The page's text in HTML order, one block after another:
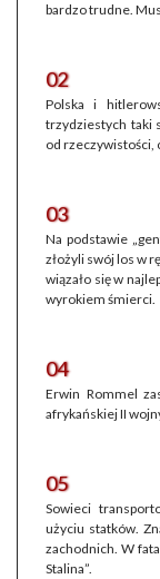
bardzo trudne.
02
Polska i
trzydziestych taki
od rzeczywistości,
03
Na podstawie
złożyli swój los w
wiązało się w
wyrokiem śmierci.
04
Erwin Rommel
afrykańskiej II
05
Sowieci
użyciu statków.
zachodnich. W
Stalina”.